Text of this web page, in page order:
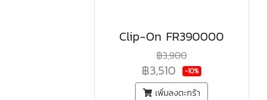
Clip-On FR390000
฿3,900
฿3,510 -10%
เพิ่มลงตะกร้า